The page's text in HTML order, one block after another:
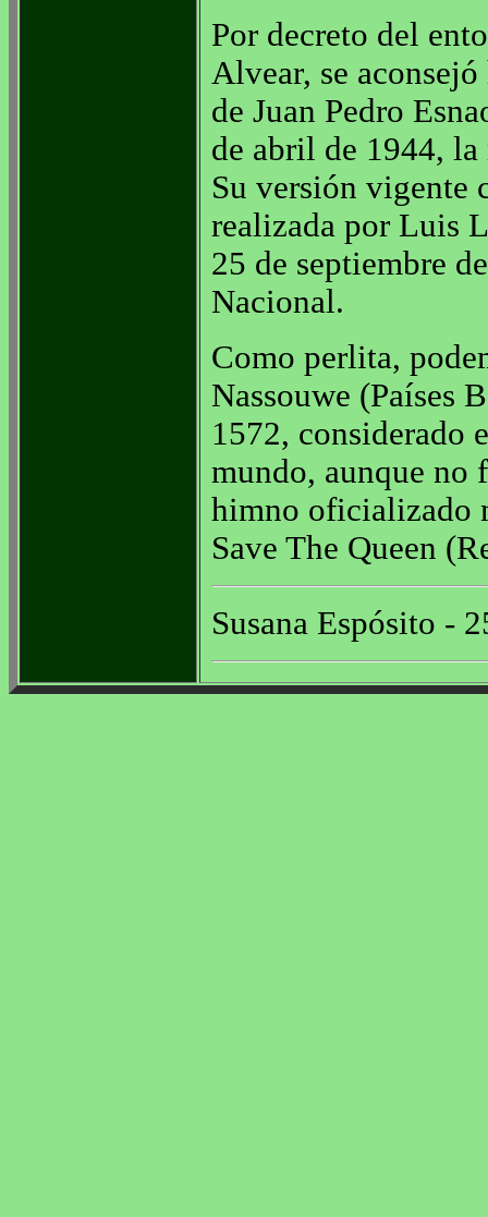
Por decreto del
Alvear, se
de Juan Pedro
de abril de 1944,
Su versión vigente
realizada por Luis
25 de septiembre
Nacional.
Como perlita,
Nassouwe (Países
1572, considerado
mundo, aunque no
himno oficializado
Save The Queen
Susana Espósito -